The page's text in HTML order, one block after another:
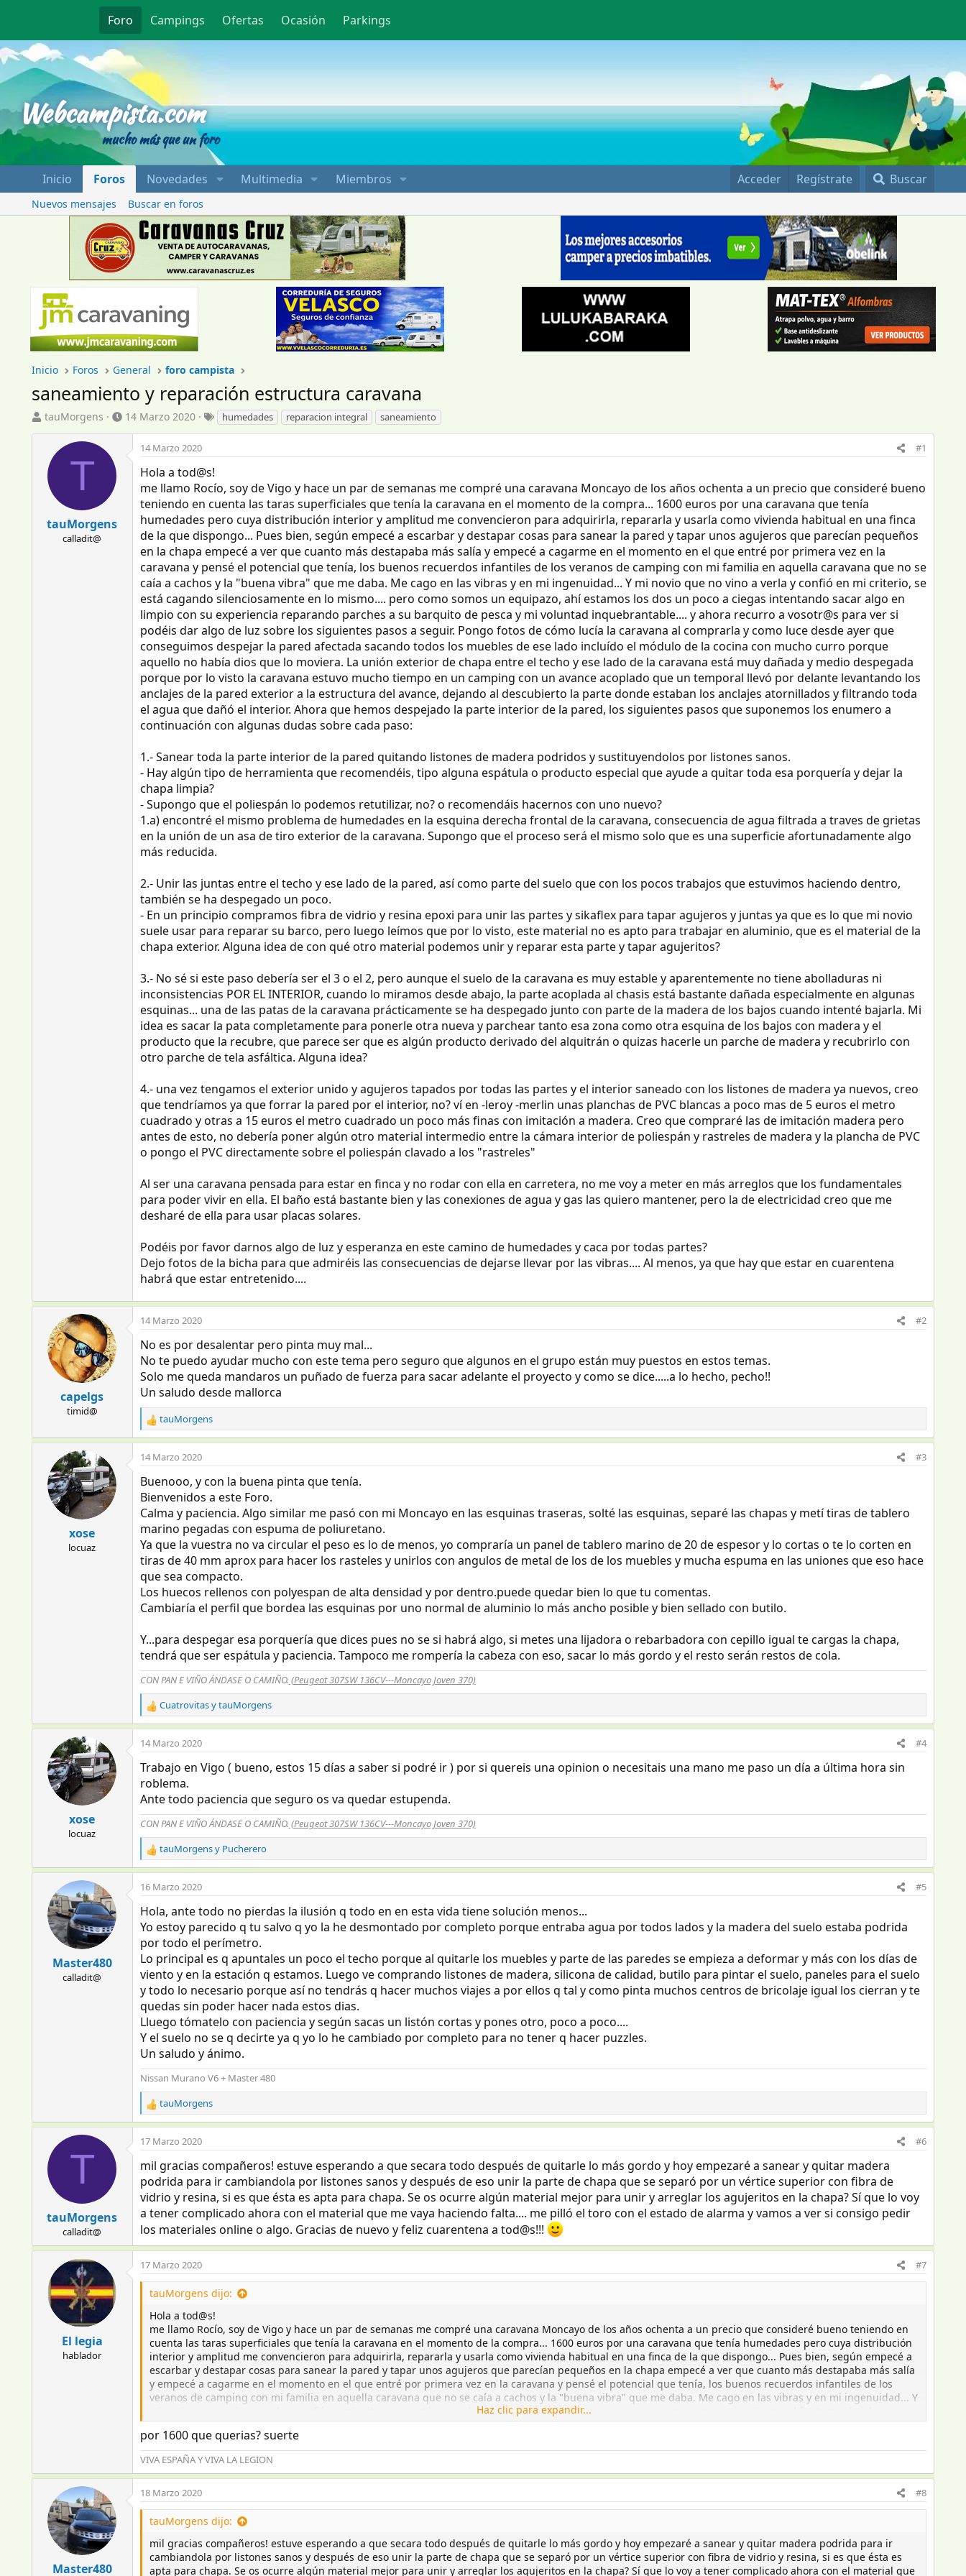
Foro Campings Ofertas Ocasión Parkings
Webcampista.com
mucho más que un foro
Inicio Foros Novedades Multimedia Miembros Acceder Regístrate Buscar
Nuevos mensajes Buscar en foros
Inicio Foros General foro campista
saneamiento y reparación estructura caravana
I
a
r
tauMorgens
F
h
14 Marzo 2020
E
t
q
e
a
s
humedades reparacion integral saneamiento
T
tauMorgens
calladit@
14 Marzo 2020 #1
Hola a tod@s!
me llamo Rocío, soy de Vigo y hace un par de semanas me compré una caravana Moncayo de los años ochenta a un precio que consideré bueno
teniendo en cuenta las taras superficiales que tenía la caravana en el momento de la compra... 1600 euros por una caravana que tenía
humedades pero cuya distribución interior y amplitud me convencieron para adquirirla, repararla y usarla como vivienda habitual en una finca
de la que dispongo... Pues bien, según empecé a escarbar y destapar cosas para sanear la pared y tapar unos agujeros que parecían pequeños
en la chapa empecé a ver que cuanto más destapaba más salía y empecé a cagarme en el momento en el que entré por primera vez en la
caravana y pensé el potencial que tenía, los buenos recuerdos infantiles de los veranos de camping con mi familia en aquella caravana que no se
caía a cachos y la "buena vibra" que me daba. Me cago en las vibras y en mi ingenuidad... Y mi novio que no vino a verla y confió en mi criterio, se
está cagando silenciosamente en lo mismo.... pero como somos un equipazo, ahí estamos los dos un poco a ciegas intentando sacar algo en
limpio con su experiencia reparando parches a su barquito de pesca y mi voluntad inquebrantable.... y ahora recurro a vosotr@s para ver si
podéis dar algo de luz sobre los siguientes pasos a seguir. Pongo fotos de cómo lucía la caravana al comprarla y como luce desde ayer que
conseguimos despejar la pared afectada sacando todos los muebles de ese lado incluído el módulo de la cocina con mucho curro porque
aquello no había dios que lo moviera. La unión exterior de chapa entre el techo y ese lado de la caravana está muy dañada y medio despegada
porque por lo visto la caravana estuvo mucho tiempo en un camping con un avance acoplado que un temporal llevó por delante levantando los
anclajes de la pared exterior a la estructura del avance, dejando al descubierto la parte donde estaban los anclajes atornillados y filtrando toda
el agua que dañó el interior. Ahora que hemos despejado la parte interior de la pared, los siguientes pasos que suponemos los enumero a
continuación con algunas dudas sobre cada paso:
1.- Sanear toda la parte interior de la pared quitando listones de madera podridos y sustituyendolos por listones sanos.
- Hay algún tipo de herramienta que recomendéis, tipo alguna espátula o producto especial que ayude a quitar toda esa porquería y dejar la
chapa limpia?
- Supongo que el poliespán lo podemos retutilizar, no? o recomendáis hacernos con uno nuevo?
1.a) encontré el mismo problema de humedades en la esquina derecha frontal de la caravana, consecuencia de agua filtrada a traves de grietas
en la unión de un asa de tiro exterior de la caravana. Supongo que el proceso será el mismo solo que es una superficie afortunadamente algo
más reducida.
2.- Unir las juntas entre el techo y ese lado de la pared, así como parte del suelo que con los pocos trabajos que estuvimos haciendo dentro,
también se ha despegado un poco.
- En un principio compramos fibra de vidrio y resina epoxi para unir las partes y sikaflex para tapar agujeros y juntas ya que es lo que mi novio
suele usar para reparar su barco, pero luego leímos que por lo visto, este material no es apto para trabajar en aluminio, que es el material de la
chapa exterior. Alguna idea de con qué otro material podemos unir y reparar esta parte y tapar agujeritos?
3.- No sé si este paso debería ser el 3 o el 2, pero aunque el suelo de la caravana es muy estable y aparentemente no tiene abolladuras ni
inconsistencias POR EL INTERIOR, cuando lo miramos desde abajo, la parte acoplada al chasis está bastante dañada especialmente en algunas
esquinas... una de las patas de la caravana prácticamente se ha despegado junto con parte de la madera de los bajos cuando intenté bajarla. Mi
idea es sacar la pata completamente para ponerle otra nueva y parchear tanto esa zona como otra esquina de los bajos con madera y el
producto que la recubre, que parece ser que es algún producto derivado del alquitrán o quizas hacerle un parche de madera y recubrirlo con
otro parche de tela asfáltica. Alguna idea?
4.- una vez tengamos el exterior unido y agujeros tapados por todas las partes y el interior saneado con los listones de madera ya nuevos, creo
que tendríamos ya que forrar la pared por el interior, no? ví en -leroy -merlin unas planchas de PVC blancas a poco mas de 5 euros el metro
cuadrado y otras a 15 euros el metro cuadrado un poco más finas con imitación a madera. Creo que compraré las de imitación madera pero
antes de esto, no debería poner algún otro material intermedio entre la cámara interior de poliespán y rastreles de madera y la plancha de PVC
o pongo el PVC directamente sobre el poliespán clavado a los "rastreles"
Al ser una caravana pensada para estar en finca y no rodar con ella en carretera, no me voy a meter en más arreglos que los fundamentales
para poder vivir en ella. El baño está bastante bien y las conexiones de agua y gas las quiero mantener, pero la de electricidad creo que me
desharé de ella para usar placas solares.
Podéis por favor darnos algo de luz y esperanza en este camino de humedades y caca por todas partes?
Dejo fotos de la bicha para que admiréis las consecuencias de dejarse llevar por las vibras.... Al menos, ya que hay que estar en cuarentena
habrá que estar entretenido....
capelgs
timid@
14 Marzo 2020 #2
No es por desalentar pero pinta muy mal...
No te puedo ayudar mucho con este tema pero seguro que algunos en el grupo están muy puestos en estos temas.
Solo me queda mandaros un puñado de fuerza para sacar adelante el proyecto y como se dice.....a lo hecho, pecho!!
Un saludo desde mallorca
R
e
c
c
i
o
n
e
s
:
tauMorgens
xose
locuaz
14 Marzo 2020 #3
Buenooo, y con la buena pinta que tenía.
Bienvenidos a este Foro.
Calma y paciencia. Algo similar me pasó con mi Moncayo en las esquinas traseras, solté las esquinas, separé las chapas y metí tiras de tablero
marino pegadas con espuma de poliuretano.
Ya que la vuestra no va circular el peso es lo de menos, yo compraría un panel de tablero marino de 20 de espesor y lo cortas o te lo corten en
tiras de 40 mm aprox para hacer los rasteles y unirlos con angulos de metal de los de los muebles y mucha espuma en las uniones que eso hace
que sea compacto.
Los huecos rellenos con polyespan de alta densidad y por dentro.puede quedar bien lo que tu comentas.
Cambiaría el perfil que bordea las esquinas por uno normal de aluminio lo más ancho posible y bien sellado con butilo.
Y...para despegar esa porquería que dices pues no se si habrá algo, si metes una lijadora o rebarbadora con cepillo igual te cargas la chapa,
tendrá que ser espátula y paciencia. Tampoco me rompería la cabeza con eso, sacar lo más gordo y el resto serán restos de cola.
CON PAN E VIÑO ÁNDASE O CAMIÑO. (Peugeot 307SW 136CV---Moncayo Joven 370)
R
e
c
c
i
o
n
e
s
:
CuatrovitasytauMorgens
xose
locuaz
14 Marzo 2020 #4
Trabajo en Vigo ( bueno, estos 15 días a saber si podré ir ) por si quereis una opinion o necesitais una mano me paso un día a última hora sin
roblema.
Ante todo paciencia que seguro os va quedar estupenda.
CON PAN E VIÑO ÁNDASE O CAMIÑO. (Peugeot 307SW 136CV---Moncayo Joven 370)
R
e
c
c
i
o
n
e
s
tauMorgensy Pucherero
Master480
calladit@
16 Marzo 2020 #5
Hola, ante todo no pierdas la ilusión q todo en en esta vida tiene solución menos...
Yo estoy parecido q tu salvo q yo la he desmontado por completo porque entraba agua por todos lados y la madera del suelo estaba podrida
por todo el perímetro.
Lo principal es q apuntales un poco el techo porque al quitarle los muebles y parte de las paredes se empieza a deformar y más con los días de
viento y en la estación q estamos. Luego ve comprando listones de madera, silicona de calidad, butilo para pintar el suelo, paneles para el suelo
y todo lo necesario porque así no tendrás q hacer muchos viajes a por ellos q tal y como pinta muchos centros de bricolaje igual los cierran y te
quedas sin poder hacer nada estos dias.
Lluego tómatelo con paciencia y según sacas un listón cortas y pones otro, poco a poco....
Y el suelo no se q decirte ya q yo lo he cambiado por completo para no tener q hacer puzzles.
Un saludo y ánimo.
Nissan Murano V6 + Master 480
R
e
c
i
o
n
e
s
:
tauMorgens
T
tauMorgens
calladit@
17 Marzo 2020 #6
mil gracias compañeros! estuve esperando a que secara todo después de quitarle lo más gordo y hoy empezaré a sanear y quitar madera
podrida para ir cambiandola por listones sanos y después de eso unir la parte de chapa que se separó por un vértice superior con fibra de
vidrio y resina, si es que ésta es apta para chapa. Se os ocurre algún material mejor para unir y arreglar los agujeritos en la chapa? Sí que lo voy
a tener complicado ahora con el material que me vaya haciendo falta.... me pilló el toro con el estado de alarma y vamos a ver si consigo pedir
los materiales online o algo. Gracias de nuevo y feliz cuarentena a tod@s!!!
El legia
hablador
17 Marzo 2020 #7
tauMorgens dijo:
Hola a tod@s!
me llamo Rocío, soy de Vigo y hace un par de semanas me compré una caravana Moncayo de los años ochenta a un precio que consideré bueno teniendo en
cuenta las taras superficiales que tenía la caravana en el momento de la compra... 1600 euros por una caravana que tenía humedades pero cuya distribución
interior y amplitud me convencieron para adquirirla, repararla y usarla como vivienda habitual en una finca de la que dispongo... Pues bien, según empecé a
escarbar y destapar cosas para sanear la pared y tapar unos agujeros que parecían pequeños en la chapa empecé a ver que cuanto más destapaba más salía
y empecé a cagarme en el momento en el que entré por primera vez en la caravana y pensé el potencial que tenía, los buenos recuerdos infantiles de los
veranos de camping con mi familia en aquella caravana que no se caía a cachos y la "buena vibra" que me daba. Me cago en las vibras y en mi ingenuidad... Y
mi novio que no vino a verla y confió en mi criterio, se está cagando silenciosamente en lo mismo.... pero como somos un equipazo, ahí estamos los dos un
poco a ciegas intentando sacar algo en limpio con su experiencia reparando parches a su barquito de pesca y mi voluntad inquebrantable.... y ahora recurro a
vosotr@s para ver si podéis dar algo de luz sobre los siguientes pasos a seguir. Pongo fotos de cómo lucía la caravana al comprarla y como luce desde ayer
que conseguimos despejar la pared afectada sacando todos los muebles de ese lado incluído el módulo de la cocina con mucho curro porque aquello no
había dios que lo moviera. La unión exterior de chapa entre el techo y ese lado de la caravana está muy dañada y medio despegada porque por lo visto la
caravana estuvo mucho tiempo en un camping con un avance acoplado que un temporal llevó por delante levantando los anclajes de la pared exterior a la
estructura del avance, dejando al descubierto la parte donde estaban los anclajes atornillados y filtrando toda el agua que dañó el interior. Ahora que hemos
despejado la parte interior de la pared, los siguientes pasos que suponemos los enumero a continuación con algunas dudas sobre cada paso:
- Hay algún tipo de herramienta que recomendéis, tipo alguna espátula o producto especial que ayude a quitar toda esa porquería y dejar la chapa limpia?
- Supongo que el poliespán lo podemos retutilizar, no? o recomendáis hacernos con uno nuevo?
Haz clic para expandir...
por 1600 que querias? suerte
VIVA ESPAÑA Y VIVA LA LEGION
Master480
18 Marzo 2020 #8
tauMorgens dijo:
mil gracias compañeros! estuve esperando a que secara todo después de quitarle lo más gordo y hoy empezaré a sanear y quitar madera podrida para ir
cambiandola por listones sanos y después de eso unir la parte de chapa que se separó por un vértice superior con fibra de vidrio y resina, si es que ésta es
apta para chapa. Se os ocurre algún material mejor para unir y arreglar los agujeritos en la chapa? Sí que lo voy a tener complicado ahora con el material que